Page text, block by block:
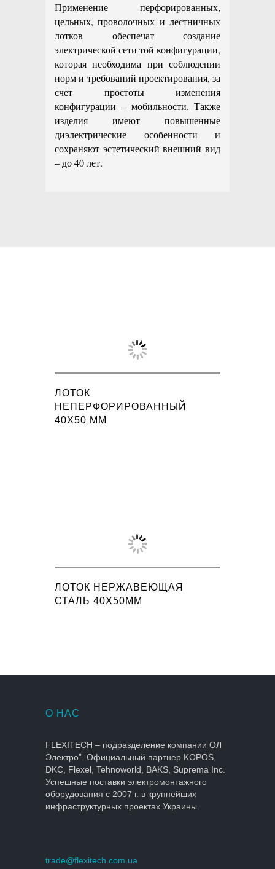
Применение перфорированных,
цельных, проволочных и лестничных
лотков обеспечат создание
электрической сети той конфигурации,
которая необходима при соблюдении
норм и требований проектирования, за
счет простоты изменения
конфигурации – мобильности. Также
изделия имеют повышенные
диэлектрические особенности и
сохраняют эстетический внешний вид
– до 40 лет.
ЛОТОК
НЕПЕРФОРИРОВАННЫЙ
40X50 ММ
ЛОТОК НЕРЖАВЕЮЩАЯ
СТАЛЬ 40X50ММ
О НАС
FLEXITECH – подразделение компании ОЛ
Электро”. Официальный партнер KOPOS,
DKC, Flexel, Tehnoworld, BAKS, Suprema Inc.
Успешные поставки электромонтажного
оборудования с 2007 г. в крупнейших
инфраструктурных проектах Украины.
trade@flexitech.com.ua